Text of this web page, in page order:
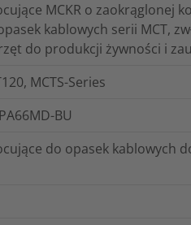
MCKR o zaokrąglonej
kablowych serii MCT,
do produkcji żywności i
MCTS-Series
BU
do opasek kablowych